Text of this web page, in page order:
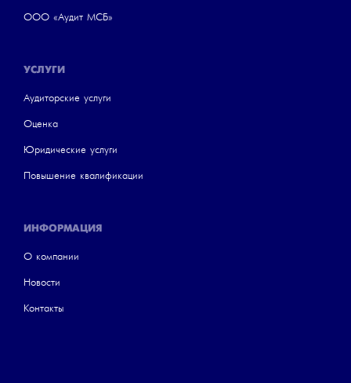
ООО «Аудит МСБ»
УСЛУГИ
Аудиторские услуги
Оценка
Юридические услуги
Повышение квалификации
ИНФОРМАЦИЯ
О компании
Новости
Контакты